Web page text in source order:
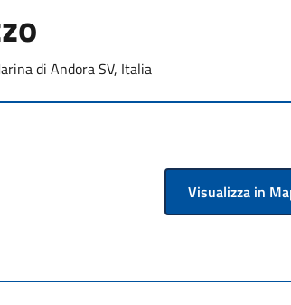
di Andora SV, Italia
Visualizza in